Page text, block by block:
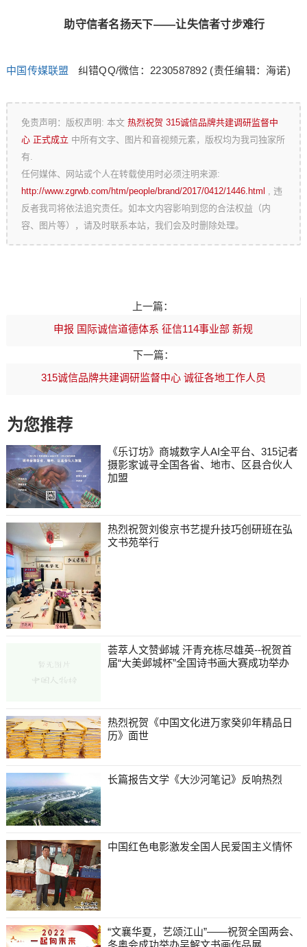
	助守信者名扬天下——让失信者寸步难行
中国传媒联盟 纠错QQ/微信：2230587892 (责任编辑：海诺)
免责声明：版权声明: 本文热烈祝贺 315诚信品牌共建调研监督中
心 正式成立 中所有文字、图片和音视频元素，版权均为我司独家所
有.
任何媒体、网站或个人在转载使用时必须注明来源:
http://www.zgrwb.com/htm/people/brand/2017/0412/1446.html , 违
反者我司将依法追究责任。如本文内容影响到您的合法权益（内
容、图片等），请及时联系本站，我们会及时删除处理。
上一篇：
申报 国际诚信道德体系 征信114事业部 新规
下一篇：
315诚信品牌共建调研监督中心 诚征各地工作人员
为您推荐
《乐订坊》商城数字人AI全平台、315记者
摄影家诚寻全国各省、地市、区县合伙人
加盟
热烈祝贺刘俊京书艺提升技巧创研班在弘
文书苑举行
荟萃人文赞邺城 汗青充栋尽雄英--祝贺首
届“大美邺城杯”全国诗书画大赛成功举办
热烈祝贺《中国文化进万家癸卯年精品日
历》面世
长篇报告文学《大沙河笔记》反响热烈
中国红色电影激发全国人民爱国主义情怀
“文襄华夏，艺颂江山”——祝贺全国两会、
冬奥会成功举办吴解文书画作品展